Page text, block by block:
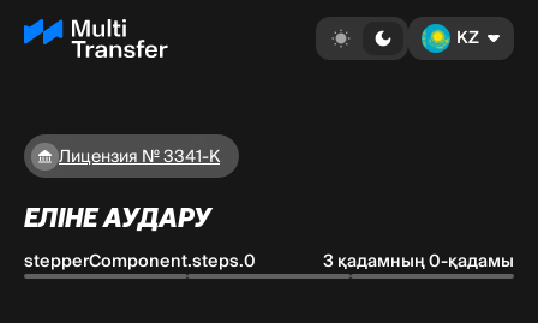
KZ
Лицензия № 3341-К
ЕЛІНЕ АУДАРУ
stepperComponent.steps.0 3 қадамның 0-қадамы